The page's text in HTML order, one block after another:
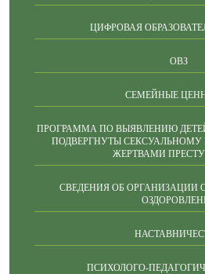
ЦИФРОВАЯ
ОВЗ
СЕМЕЙНЫЕ
ПРОГРАММА ПО ВЫЯВЛЕНИЮ
ПОДВЕРГНУТЫ
ЖЕРТВАМИ
СВЕДЕНИЯ ОБ ОРГАНИЗАЦИИ
ПСИХОЛОГО-